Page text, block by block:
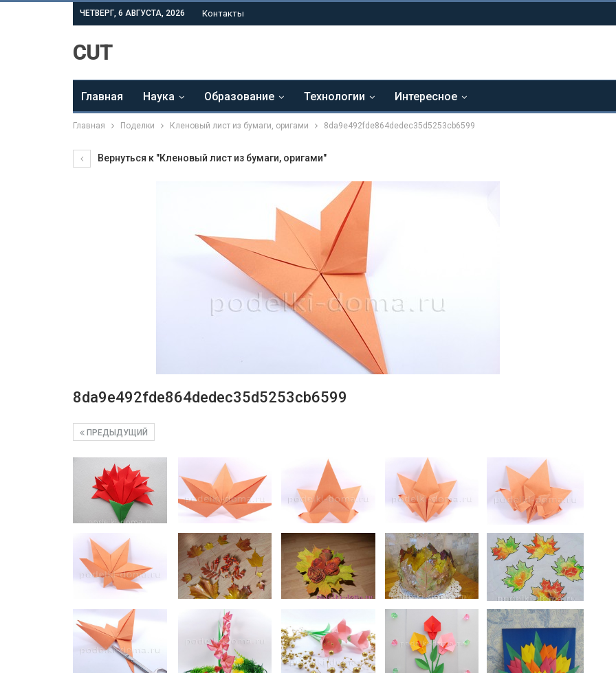
ЧЕТВЕРГ, 6 АВГУСТА, 2026 Контакты
CUT
Главная Наука Образование Технологии Интересное
Главная Поделки Кленовый лист из бумаги, оригами 8da9e492fde864dedec35d5253cb6599
Вернуться к "Кленовый лист из бумаги, оригами"
8da9e492fde864dedec35d5253cb6599
ПРЕДЫДУЩИЙ